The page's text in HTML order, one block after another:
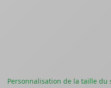
Personnalisation de la taille du